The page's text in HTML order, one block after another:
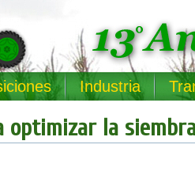
Industria
optimizar la